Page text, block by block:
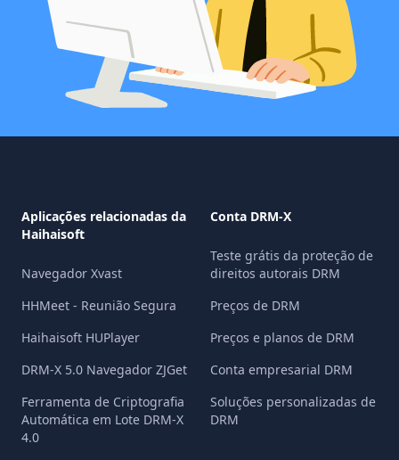
Aplicações relacionadas da
Haihaisoft
Navegador Xvast
HHMeet - Reunião Segura
Haihaisoft HUPlayer
DRM-X 5.0 Navegador ZJGet
Ferramenta de Criptografia
Automática em Lote DRM-X
4.0
Conta DRM-X
Teste grátis da proteção de
direitos autorais DRM
Preços de DRM
Preços e planos de DRM
Conta empresarial DRM
Soluções personalizadas de
DRM